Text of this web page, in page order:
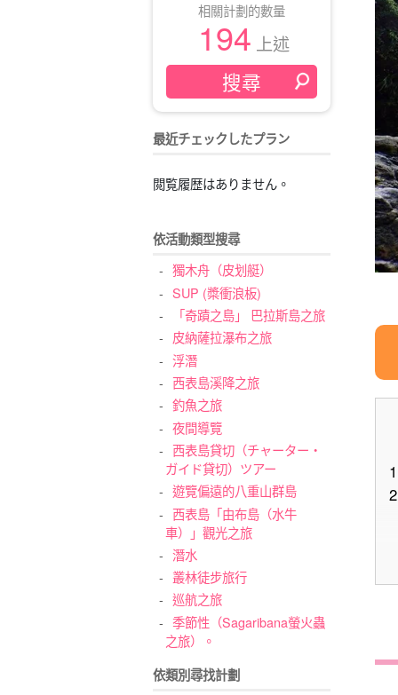
相關計劃的數量
194 上述
最近チェックしたプラン
閲覧履歴はありません。
依活動類型搜尋
獨木舟（皮划艇）
SUP (槳衝浪板)
「奇蹟之島」 巴拉斯島之旅
皮納薩拉瀑布之旅
浮潛
西表島溪降之旅
釣魚之旅
夜間導覽
西表島貸切（チャーター・
ガイド貸切）ツアー
遊覽偏遠的八重山群島
西表島「由布島（水牛
車）」觀光之旅
潛水
叢林徒步旅行
巡航之旅
季節性（Sagaribana螢火蟲
之旅）。
依類別尋找計劃
1
2